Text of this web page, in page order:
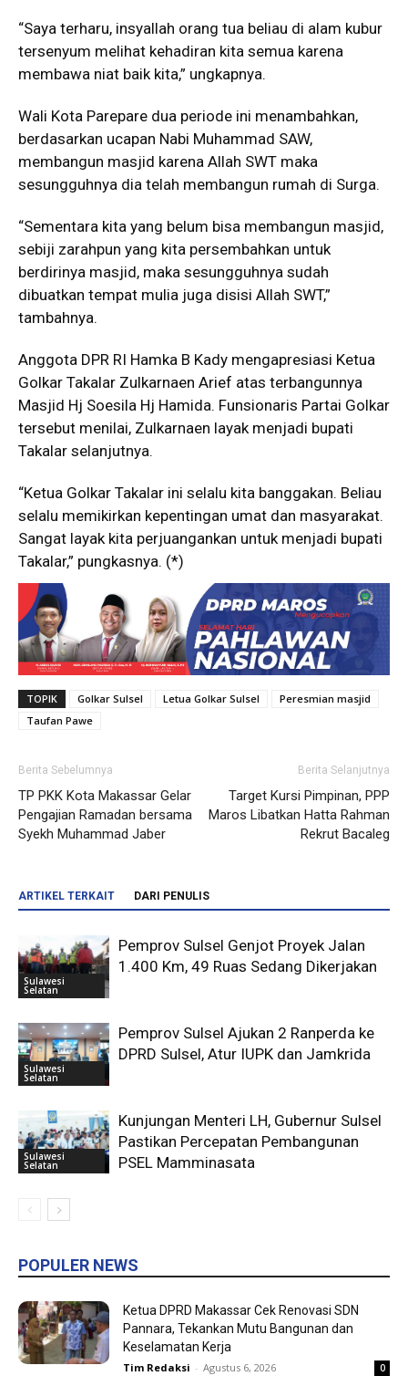
“Saya terharu, insyallah orang tua beliau di alam kubur
tersenyum melihat kehadiran kita semua karena
membawa niat baik kita,” ungkapnya.
Wali Kota Parepare dua periode ini menambahkan,
berdasarkan ucapan Nabi Muhammad SAW,
membangun masjid karena Allah SWT maka
sesungguhnya dia telah membangun rumah di Surga.
“Sementara kita yang belum bisa membangun masjid,
sebiji zarahpun yang kita persembahkan untuk
berdirinya masjid, maka sesungguhnya sudah
dibuatkan tempat mulia juga disisi Allah SWT,”
tambahnya.
Anggota DPR RI Hamka B Kady mengapresiasi Ketua
Golkar Takalar Zulkarnaen Arief atas terbangunnya
Masjid Hj Soesila Hj Hamida. Funsionaris Partai Golkar
tersebut menilai, Zulkarnaen layak menjadi bupati
Takalar selanjutnya.
“Ketua Golkar Takalar ini selalu kita banggakan. Beliau
selalu memikirkan kepentingan umat dan masyarakat.
Sangat layak kita perjuangankan untuk menjadi bupati
Takalar,” pungkasnya. (*)
TOPIK Golkar Sulsel Letua Golkar Sulsel
Peresmian masjid
Taufan Pawe
Berita Sebelumnya
TP PKK Kota Makassar Gelar
Pengajian Ramadan bersama
Syekh Muhammad Jaber
Berita Selanjutnya
Target Kursi Pimpinan, PPP
Maros Libatkan Hatta Rahman
Rekrut Bacaleg
ARTIKEL TERKAIT DARI PENULIS
Sulawesi
Selatan
Pemprov Sulsel Genjot Proyek Jalan
1.400 Km, 49 Ruas Sedang Dikerjakan
Sulawesi
Selatan
Pemprov Sulsel Ajukan 2 Ranperda ke
DPRD Sulsel, Atur IUPK dan Jamkrida
Sulawesi
Selatan
Kunjungan Menteri LH, Gubernur Sulsel
Pastikan Percepatan Pembangunan
PSEL Mamminasata
POPULER NEWS
Ketua DPRD Makassar Cek Renovasi SDN
Pannara, Tekankan Mutu Bangunan dan
Keselamatan Kerja
Tim Redaksi - Agustus 6, 2026 0